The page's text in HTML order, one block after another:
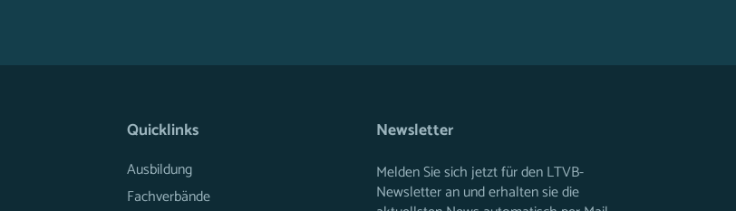
Quicklinks
Ausbildung
Fachverbände
Newsletter
Melden Sie sich jetzt für den LTVB-
Newsletter an und erhalten sie die